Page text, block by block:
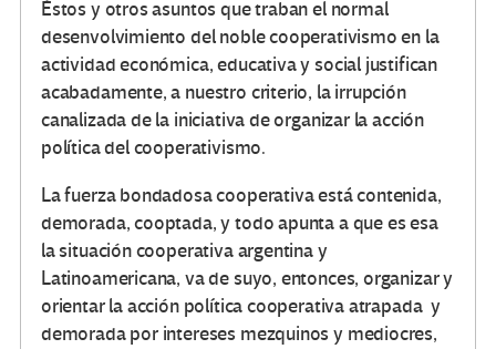
Éstos y otros asuntos que traban el normal
desenvolvimiento del noble cooperativismo en la
actividad económica, educativa y social justifican
acabadamente, a nuestro criterio, la irrupción
canalizada de la iniciativa de organizar la acción
política del cooperativismo.
La fuerza bondadosa cooperativa está contenida,
demorada, cooptada, y todo apunta a que es esa
la situación cooperativa argentina y
Latinoamericana, va de suyo, entonces, organizar y
orientar la acción política cooperativa atrapada y
demorada por intereses mezquinos y mediocres,